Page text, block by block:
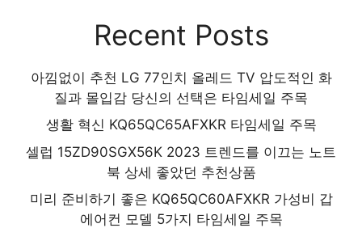
Recent Posts
아낌없이 추천 LG 77인치 올레드 TV 압도적인 화
질과 몰입감 당신의 선택은 타임세일 주목
생활 혁신 KQ65QC65AFXKR 타임세일 주목
셀럽 15ZD90SGX56K 2023 트렌드를 이끄는 노트
북 상세 좋았던 추천상품
미리 준비하기 좋은 KQ65QC60AFXKR 가성비 갑
에어컨 모델 5가지 타임세일 주목